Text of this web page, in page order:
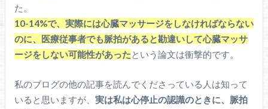
た。
10-14%で、実際には心臓マッサージをしなければならない
のに、医療従事者でも脈拍があると勘違いして心臓マッサ
ージをしない可能性があった という論文は衝撃的です。
私のブログの他の記事を読んでくださっている人は知って
いると思いますが、 実は私は心停止の認識のときに、脈拍